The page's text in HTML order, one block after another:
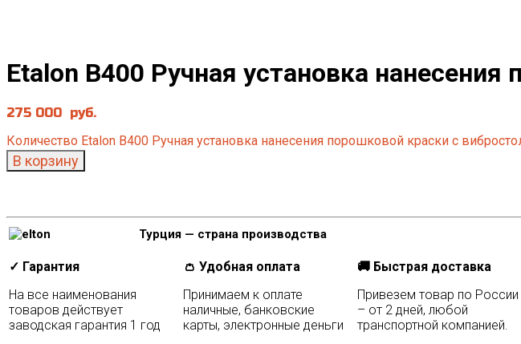
Etalon В400 Ручная установка
275 000 руб.
Количество Etalon В400 Ручная установка нанесения порошковой краски с
В корзину
Турция — страна производства
✓ Гарантия
На все наименования
товаров действует
заводская гарантия 1 год
👛 Удобная оплата
Принимаем к оплате
наличные, банковские
карты, электронные деньги
🚚 Быстрая доставка
Привезем товар по России
– от 2 дней, любой
транспортной компанией.